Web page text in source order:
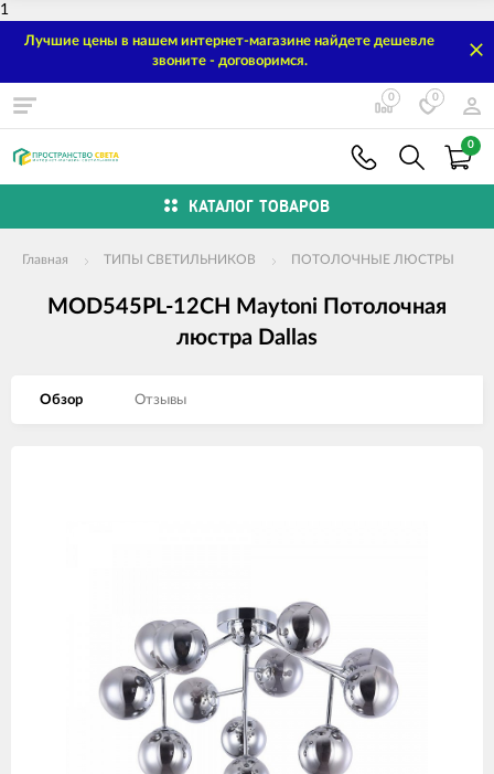
1
Лучшие цены в нашем интернет-магазине найдете дешевле
звоните - договоримся.
0 0
0
КАТАЛОГ ТОВАРОВ
Главная ТИПЫ СВЕТИЛЬНИКОВ ПОТОЛОЧНЫЕ ЛЮСТРЫ
MOD545PL-12CH Maytoni Потолочная
люстра Dallas
Обзор Отзывы